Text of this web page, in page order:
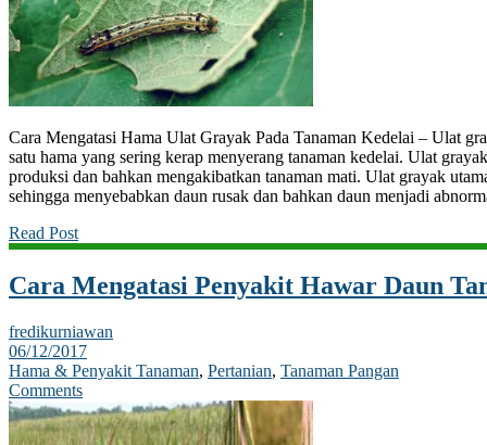
Cara Mengatasi Hama Ulat Grayak Pada Tanaman Kedelai – Ulat
satu hama yang sering kerap menyerang tanaman kedelai. Ulat
produksi dan bahkan mengakibatkan tanaman mati. Ulat grayak
sehingga menyebabkan daun rusak dan bahkan daun menjadi
Read Post
Cara Mengatasi Penyakit Hawar Daun
fredikurniawan
06/12/2017
Hama & Penyakit Tanaman, Pertanian, Tanaman Pangan
Comments